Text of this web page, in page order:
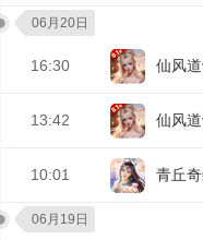
06月20日
16:30 仙风
13:42 仙风
10:01 青丘奇
06月19日